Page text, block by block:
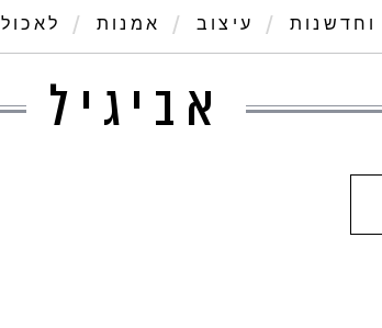
וחדשנות עיצוב אמנות לאכול
אביגיל